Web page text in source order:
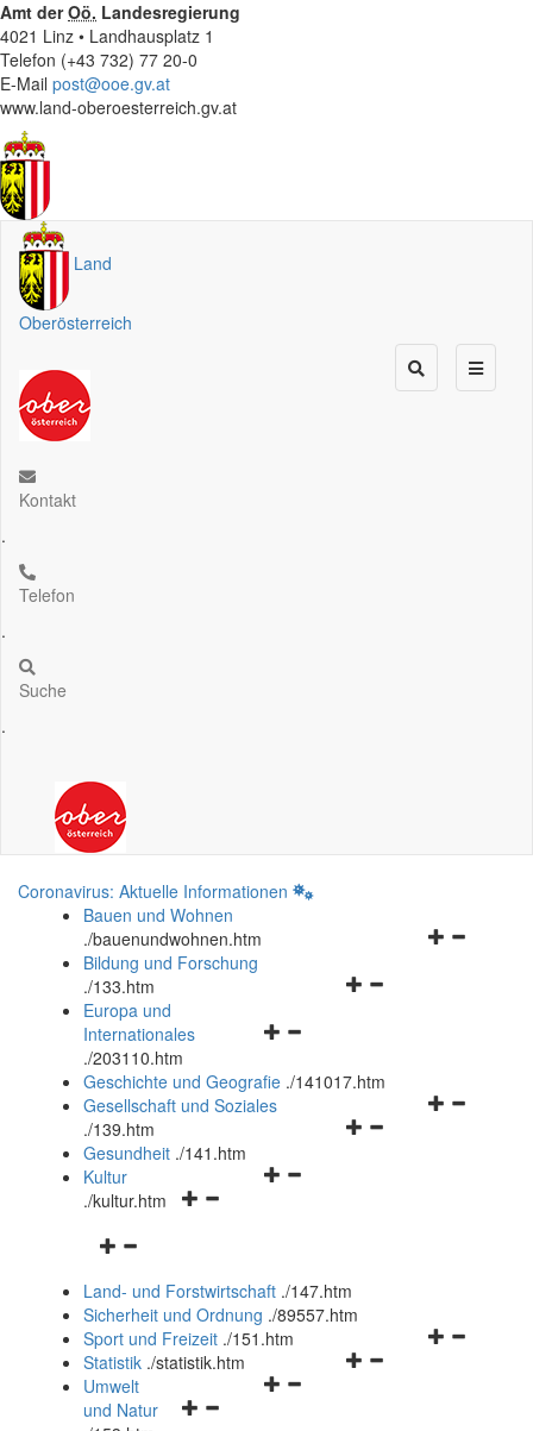
Amt derOö. Landesregierung
4021 Linz • Landhausplatz 1
Telefon (+43 732) 77 20-0
E-Mail post@ooe.gv.at
www.land-oberoesterreich.gv.at
Land
Oberösterreich
Kontakt
.
Telefon
.
Suche
.
Coronavirus: Aktuelle Informationen
Bauen und Wohnen
./bauenundwohnen.htm
Navigationsmenü
Bildung und Forschung
./133.htm
Navigationsmenü
und
schließen
Europa und
Internationales
./203110.htm
Geschichte und Geografie ./141017.htm
Navigationsmenü
Gesellschaft und Soziales
./139.htm
Navigationsmenü
Gesundheit ./141.htm
Navigationsmenü
Kultur
./kultur.htm
Navigationsmenü
und
schließen
Land- und Forstwirtschaft ./147.htm
Sicherheit und Ordnung ./89557.htm
Navigationsmenü
Sport und Freizeit ./151.htm
Navigationsmenü
Statistik ./statistik.htm
Navigationsmenü
Umwelt
und Natur